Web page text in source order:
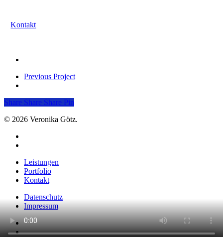
Kontakt
Previous Project
Share Share Share Pin
© 2026 Veronika Götz.
Close
Menu
Leistungen
Portfolio
Kontakt
Datenschutz
Impressum